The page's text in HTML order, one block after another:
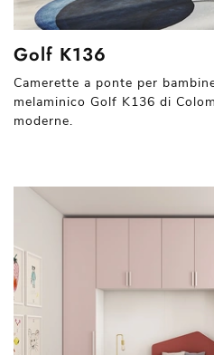
Golf K136
Camerette a ponte per
melaminico Golf K136 di
moderne.